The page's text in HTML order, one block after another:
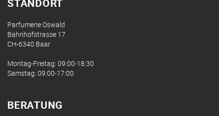
Parfumerie Oswald
Bahnhofstrasse 17
CH-6340 Baar
Montag-Freitag: 09:00-18:30
Samstag: 09:00-17:00
BERATUNG